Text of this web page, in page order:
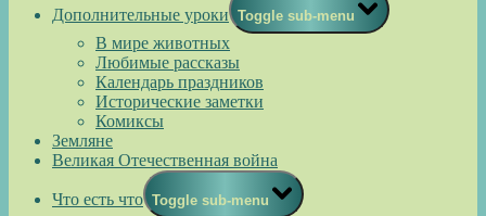
Дополнительные уроки Toggle sub-menu
В мире животных
Любимые рассказы
Календарь праздников
Исторические заметки
Комиксы
Земляне
Великая Отечественная война
Что есть что Toggle sub-menu